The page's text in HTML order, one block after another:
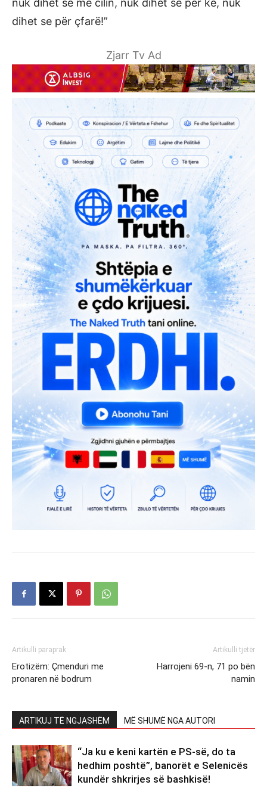
nuk dihet se me cilin, nuk dihet se për kë, nuk
dihet se për çfarë!”
Zjarr Tv Ad
Artikulli paraprak
Erotizëm: Çmenduri me
pronaren në bodrum
Artikulli tjetër
Harrojeni 69-n, 71 po bën
namin
ARTIKUJ TË NGJASHËM MË SHUMË NGA AUTORI
“Ja ku e keni kartën e PS-së, do ta
hedhim poshtë”, banorët e Selenicës
kundër shkrirjes së bashkisë!